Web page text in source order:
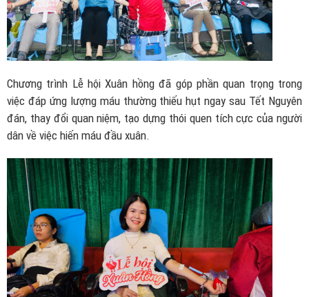
Chương trình Lễ hội Xuân hồng đã góp phần quan trọng trong
việc đáp ứng lượng máu thường thiếu hụt ngay sau Tết Nguyên
đán, thay đổi quan niệm, tạo dựng thói quen tích cực của người
dân về việc hiến máu đầu xuân.